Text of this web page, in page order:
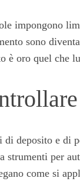
impongono
sono
è oro quel che
deposito e di
strumenti per
come si